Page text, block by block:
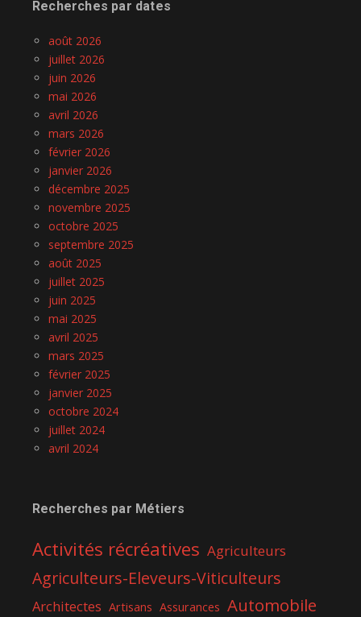
Recherches par dates
août 2026
juillet 2026
juin 2026
mai 2026
avril 2026
mars 2026
février 2026
janvier 2026
décembre 2025
novembre 2025
octobre 2025
septembre 2025
août 2025
juillet 2025
juin 2025
mai 2025
avril 2025
mars 2025
février 2025
janvier 2025
octobre 2024
juillet 2024
avril 2024
Recherches par Métiers
Activités récréatives Agriculteurs
Agriculteurs-Eleveurs-Viticulteurs
Architectes Artisans Assurances Automobile